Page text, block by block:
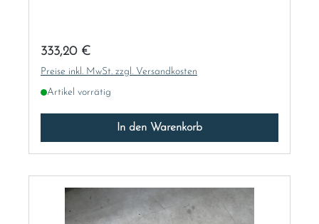
Regulärer Preis:
333,20 €
Preise inkl. MwSt. zzgl. Versandkosten
Artikel vorrätig
In den Warenkorb